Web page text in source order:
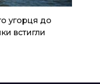
угорця до
встигли